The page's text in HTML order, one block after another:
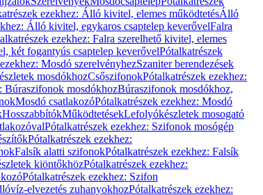
ezekhez: Álló kivitel, elemes működtetésÁlló
Álló kivitel, egykaros csaptelep keverővelFalra
ezekhez: Falra szerelhető kivitel, elemes
két fogantyús csaptelep keverővelPótalkatrészek
Mosdó szerelvényhezSzaniter berendezések
mosdókhozCsőszifonokPótalkatrészek ezekhez:
Búraszifonok mosdókhozBúraszifonok mosdókhoz,
Mosdó csatlakozóPótalkatrészek ezekhez: Mosdó
HosszabbítókMűködtetésekLefolyókészletek mosogató
Pótalkatrészek ezekhez: Szifonok mosógép
Pótalkatrészek ezekhez:
Falsík alatti szifonokPótalkatrészek ezekhez: Falsík
kiöntőkhözPótalkatrészek ezekhez:
Pótalkatrészek ezekhez: Szifon
elvezetés zuhanyokhozPótalkatrészek ezekhez: